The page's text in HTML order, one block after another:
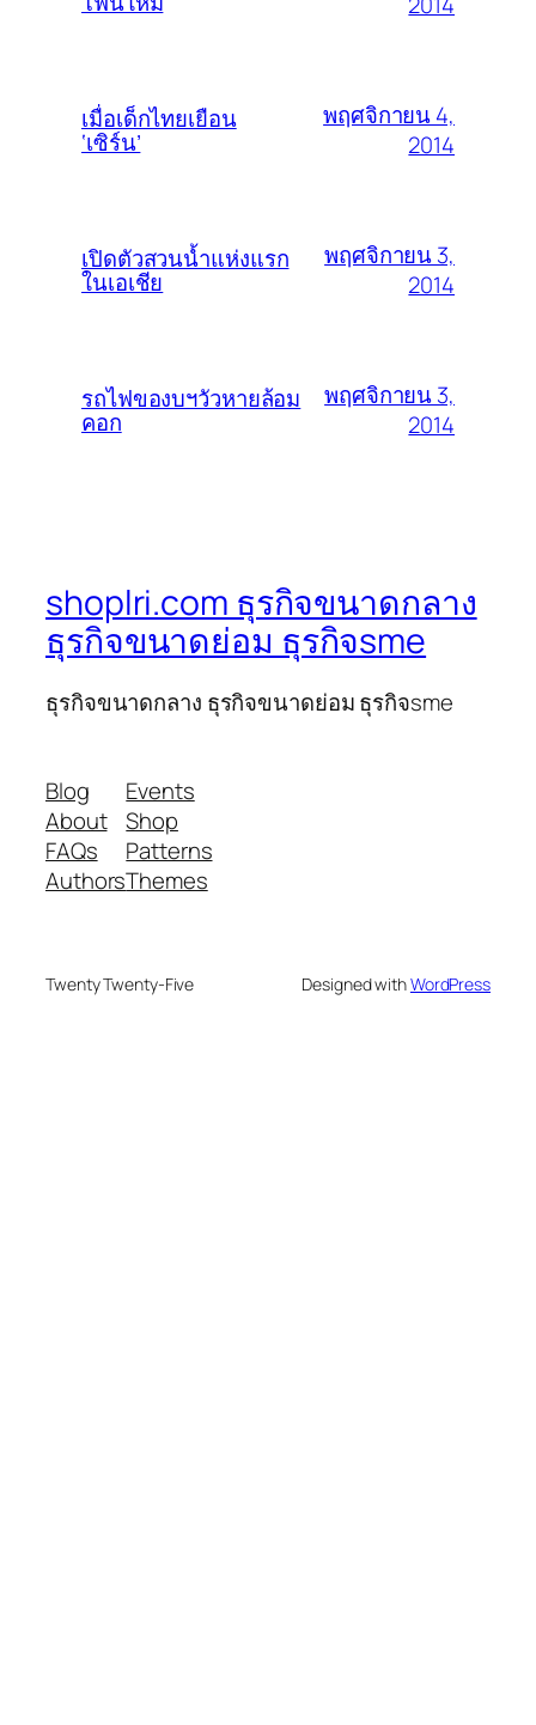
เมื่อเด็กไทยเยือน
‘เซิร์น’
พฤศจิกายน 4,
2014
เปิดตัวสวนน้ำแห่งแรก
ในเอเชีย
พฤศจิกายน 3,
2014
รถไฟของบฯวัวหายล้อม
คอก
พฤศจิกายน 3,
2014
shoplri.com ธุรกิจขนาดกลาง
ธุรกิจขนาดย่อม ธุรกิจsme
ธุรกิจขนาดกลาง ธุรกิจขนาดย่อม ธุรกิจsme
Blog
About
FAQs
Authors
Events
Shop
Patterns
Themes
Twenty Twenty-Five Designed withWordPress